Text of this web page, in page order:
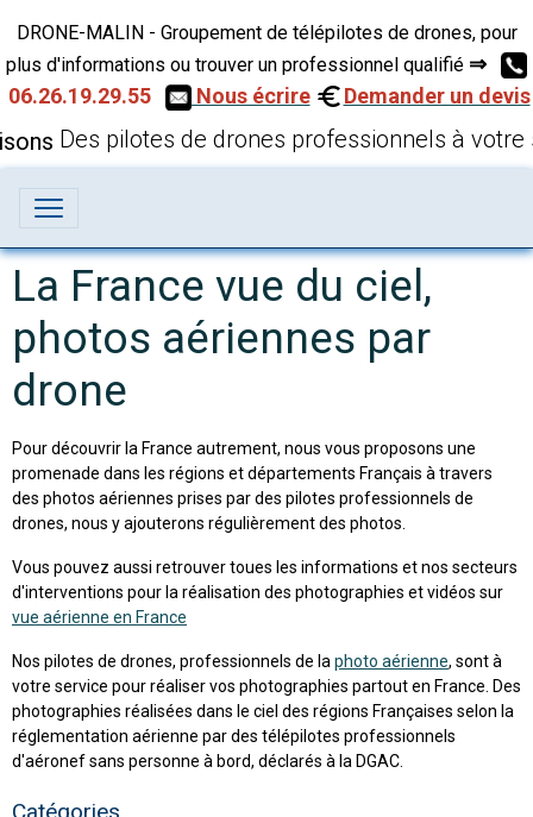
DRONE-MALIN - Groupement de télépilotes de drones, pour
plus d'informations ou trouver un professionnel qualifié ⇒
06.26.19.29.55
Nous écrire Demander un devis
Des pilotes de drones professionnels à votre
La France vue du ciel,
photos aériennes par
drone
Pour découvrir la France autrement, nous vous proposons une
promenade dans les régions et départements Français à travers
des photos aériennes prises par des pilotes professionnels de
drones, nous y ajouterons régulièrement des photos.
Vous pouvez aussi retrouver toues les informations et nos secteurs
d'interventions pour la réalisation des photographies et vidéos sur
vue aérienne en France
Nos pilotes de drones, professionnels de la photo aérienne, sont à
votre service pour réaliser vos photographies partout en France. Des
photographies réalisées dans le ciel des régions Françaises selon la
réglementation aérienne par des télépilotes professionnels
d'aéronef sans personne à bord, déclarés à la DGAC.
Catégories